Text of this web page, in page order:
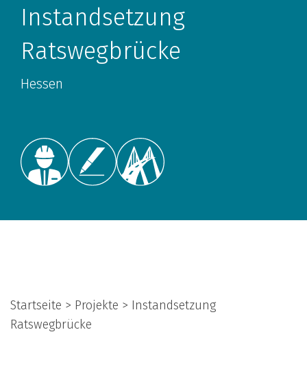
Instandsetzung
Ratswegbrücke
Hessen
Startseite > Projekte > Instandsetzung
Ratswegbrücke